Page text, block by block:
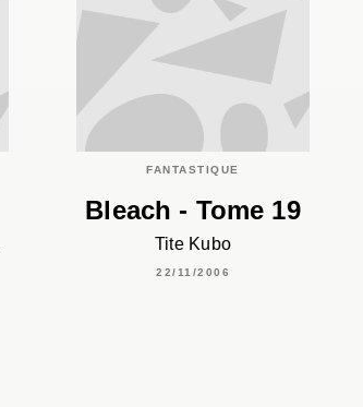
FANTASTIQUE
Bleach - Tome 19
Tite Kubo
22/11/2006